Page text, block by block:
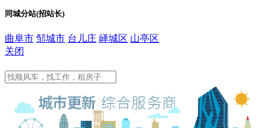
同城分站(招站长)
曲阜市 邹城市 台儿庄 峄城区 山亭区
关闭